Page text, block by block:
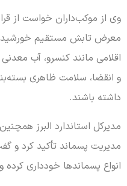
وی از موکب‌داران خواست از
معرض تابش مستقیم خورشید
اقلامی مانند کنسرو، آب
و انقضا، سلامت ظاهری
داشته باشند.
مدیرکل استاندارد البرز
مدیریت پسماند تأکید کرد و
انواع پسماندها خودداری